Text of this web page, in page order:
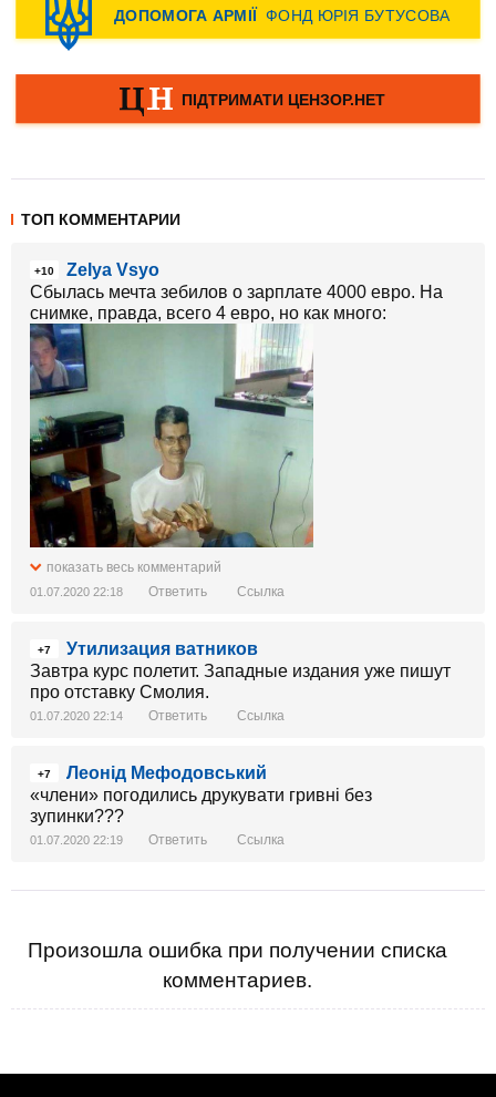
ТОП КОММЕНТАРИИ
+10
Zelya Vsyo
Сбылась мечта зебилов о зарплате 4000 евро. На
снимке, правда, всего 4 евро, но как много:
показать весь комментарий
01.07.2020 22:18 Ответить Ссылка
+7
Утилизация ватников
Завтра курс полетит. Западные издания уже пишут
про отставку Смолия.
01.07.2020 22:14 Ответить Ссылка
+7
Леонід Мефодовський
«члени» погодились друкувати гривні без
зупинки???
01.07.2020 22:19 Ответить Ссылка
Произошла ошибка при получении списка
комментариев.